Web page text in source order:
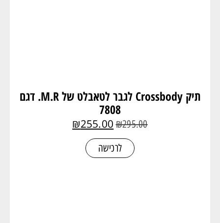
תיק Crossbody לגבר לטאבלט של M.R. דגם
7808
₪295.00
₪255.00
לרכישה